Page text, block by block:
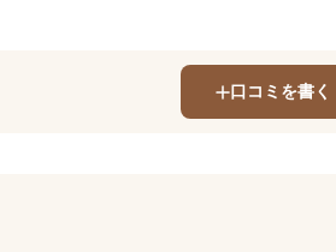
口コミを書く